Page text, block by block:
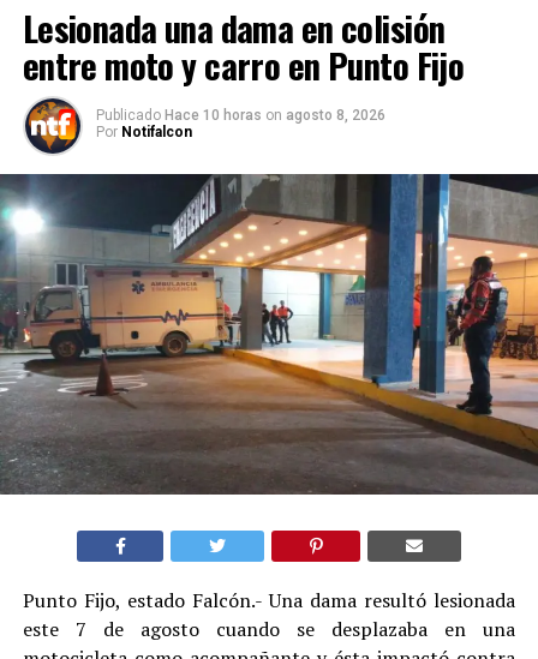
Lesionada una dama en colisión
entre moto y carro en Punto Fijo
Publicado Hace 10 horas on agosto 8, 2026
Por Notifalcon
Punto Fijo, estado Falcón.- Una dama resultó lesionada
este 7 de agosto cuando se desplazaba en una